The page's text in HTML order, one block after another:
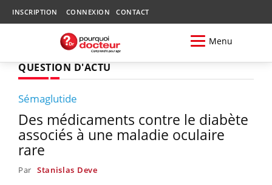
INSCRIPTION CONNEXION CONTACT
Menu
QUESTION D'ACTU
Sémaglutide
Des médicaments contre le diabète
associés à une maladie oculaire
rare
Par Stanislas Deve